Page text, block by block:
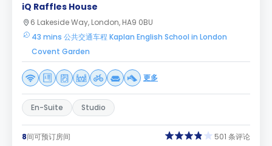
iQ Raffles House
6 Lakeside Way, London, HA9 0BU
43 mins 公共交通车程 Kaplan English School in London
Covent Garden
更多
En-Suite Studio
8间可预订房间 501 条评论